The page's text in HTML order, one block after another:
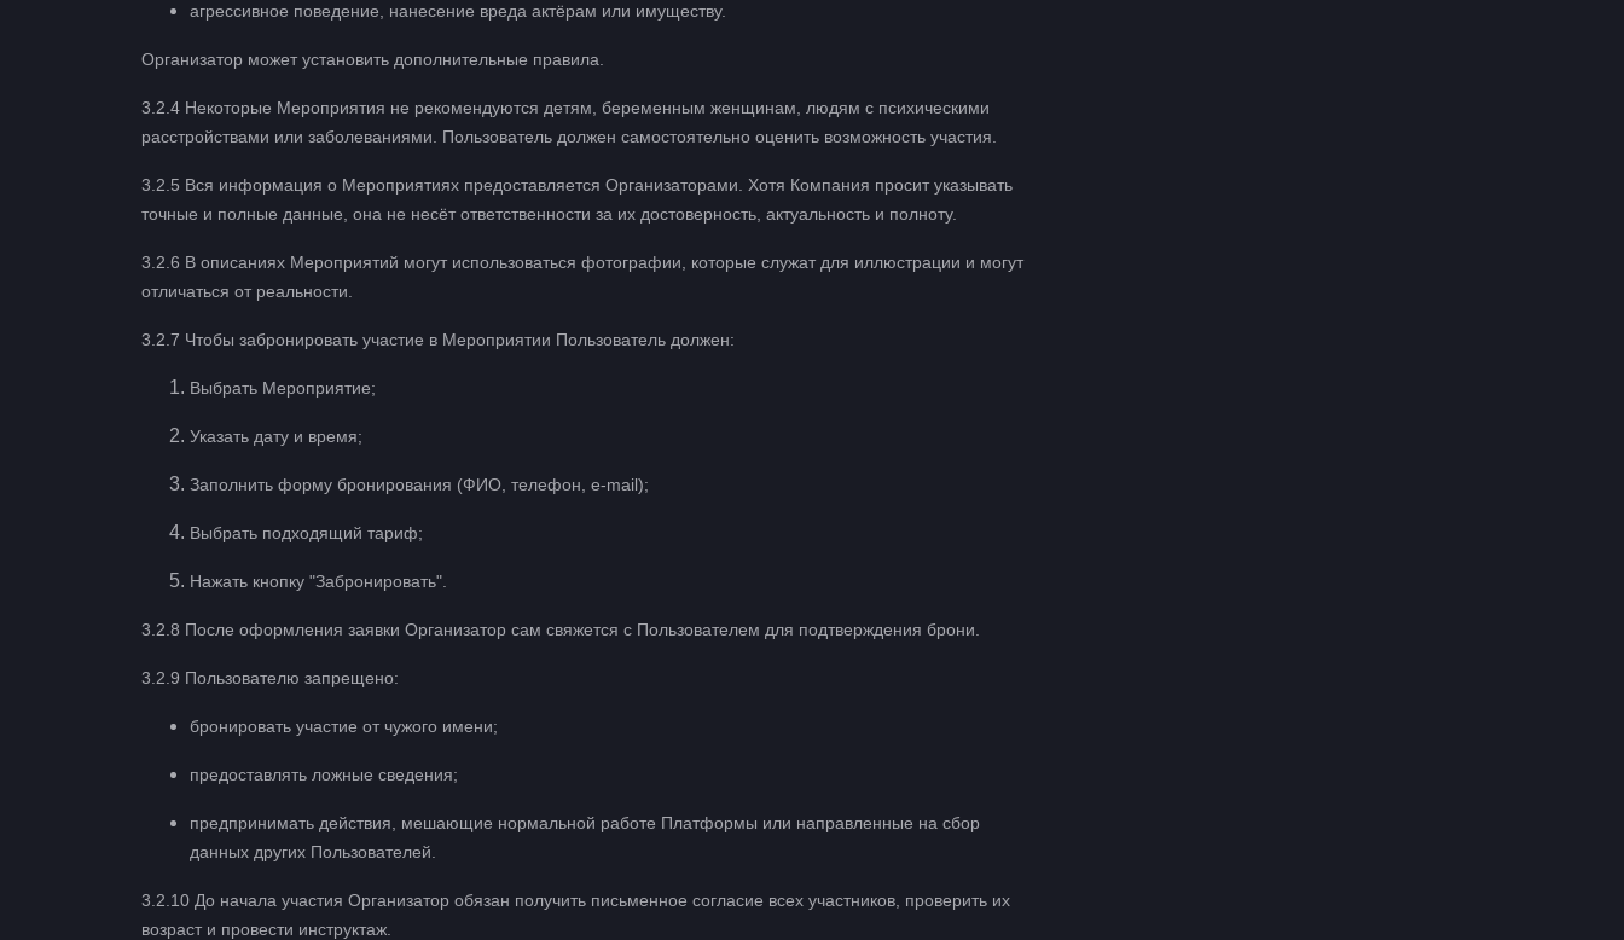
агрессивное поведение, нанесение вреда актёрам или имуществу.
Организатор может установить дополнительные правила.
3.2.4 Некоторые Мероприятия не рекомендуются детям, беременным женщинам, людям с психическими
расстройствами или заболеваниями. Пользователь должен самостоятельно оценить возможность участия.
3.2.5 Вся информация о Мероприятиях предоставляется Организаторами. Хотя Компания просит указывать
точные и полные данные, она не несёт ответственности за их достоверность, актуальность и полноту.
3.2.6 В описаниях Мероприятий могут использоваться фотографии, которые служат для иллюстрации и могут
отличаться от реальности.
3.2.7 Чтобы забронировать участие в Мероприятии Пользователь должен:
Выбрать Мероприятие;
Указать дату и время;
Заполнить форму бронирования (ФИО, телефон, e-mail);
Выбрать подходящий тариф;
Нажать кнопку "Забронировать".
3.2.8 После оформления заявки Организатор сам свяжется с Пользователем для подтверждения брони.
3.2.9 Пользователю запрещено:
бронировать участие от чужого имени;
предоставлять ложные сведения;
предпринимать действия, мешающие нормальной работе Платформы или направленные на сбор
данных других Пользователей.
3.2.10 До начала участия Организатор обязан получить письменное согласие всех участников, проверить их
возраст и провести инструктаж.